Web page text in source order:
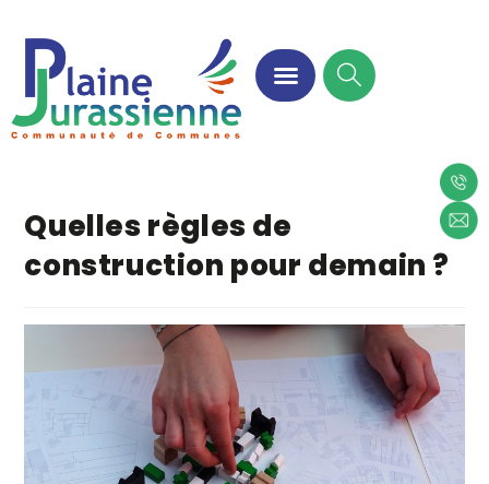
Quelles règles de
construction pour demain ?